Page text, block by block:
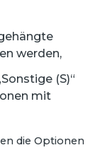
werden,
(S)“
mit
die Optionen